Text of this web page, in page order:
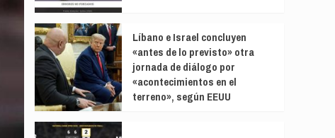
Líbano e Israel concluyen
«antes de lo previsto» otra
jornada de diálogo por
«acontecimientos en el
terreno», según EEUU